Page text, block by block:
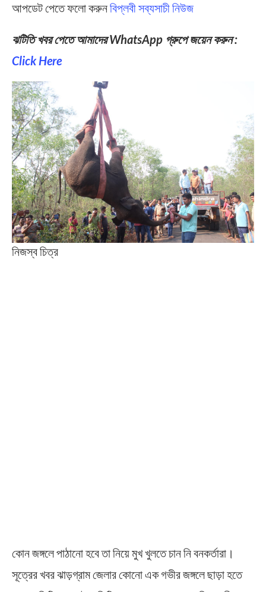
আপডেট পেতে ফলো করুনবিপ্লবী সব্যসাচী নিউজ
ঝটিতি খবর পেতে আমাদের WhatsApp গ্রুপে জয়েন করুন :
Click Here
নিজস্ব চিত্র
কোন জঙ্গলে পাঠানো হবে তা নিয়ে মুখ খুলতে চান নি বনকর্তারা।
সূত্রের খবর ঝাড়গ্রাম জেলার কোনো এক গভীর জঙ্গলে ছাড়া হতে